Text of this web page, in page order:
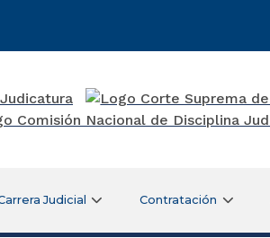
Judicial Contratación